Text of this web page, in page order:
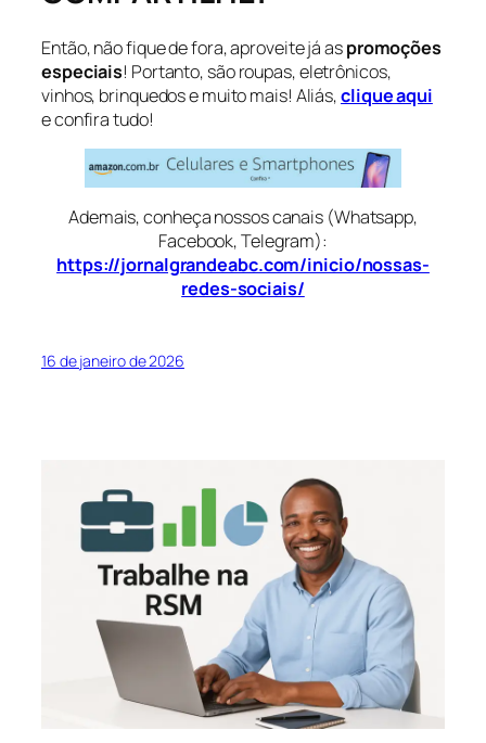
Então, não fique de fora, aproveite já aspromoções
especiais! Portanto, são roupas, eletrônicos,
vinhos, brinquedos e muito mais! Aliás,clique aqui
e confira tudo!
Ademais, conheça nossos canais (Whatsapp,
Facebook, Telegram):
https://jornalgrandeabc.com/inicio/nossas-
redes-sociais/
16 de janeiro de 2026